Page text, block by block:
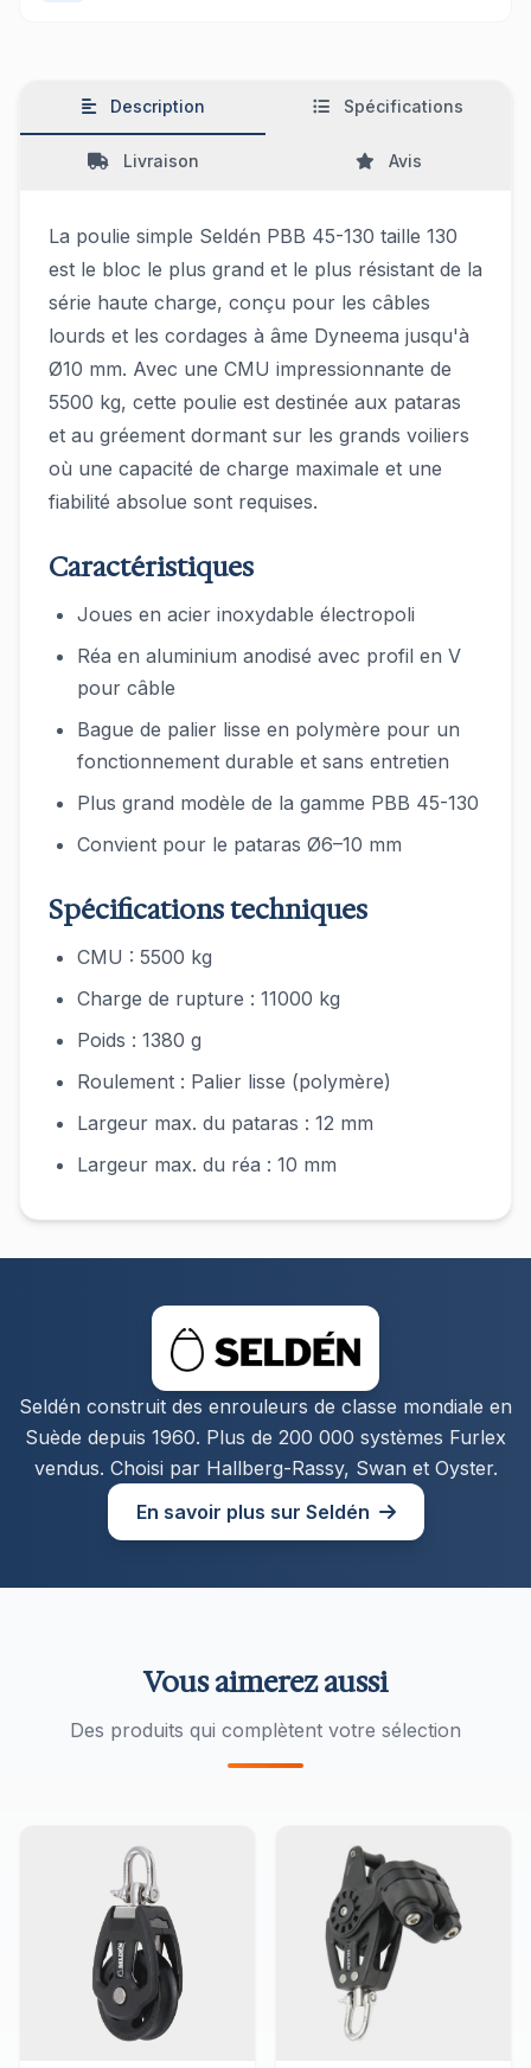
Description Spécifications
Livraison Avis
La poulie simple Seldén PBB 45-130 taille 130
est le bloc le plus grand et le plus résistant de la
série haute charge, conçu pour les câbles
lourds et les cordages à âme Dyneema jusqu'à
Ø10 mm. Avec une CMU impressionnante de
5500 kg, cette poulie est destinée aux pataras
et au gréement dormant sur les grands voiliers
où une capacité de charge maximale et une
fiabilité absolue sont requises.
Caractéristiques
Joues en acier inoxydable électropoli
Réa en aluminium anodisé avec profil en V
pour câble
Bague de palier lisse en polymère pour un
fonctionnement durable et sans entretien
Plus grand modèle de la gamme PBB 45-130
Convient pour le pataras Ø6–10 mm
Spécifications techniques
CMU : 5500 kg
Charge de rupture : 11000 kg
Poids : 1380 g
Roulement : Palier lisse (polymère)
Largeur max. du pataras : 12 mm
Largeur max. du réa : 10 mm
Seldén construit des enrouleurs de classe mondiale en
Suède depuis 1960. Plus de 200 000 systèmes Furlex
vendus. Choisi par Hallberg-Rassy, Swan et Oyster.
En savoir plus sur Seldén
Vous aimerez aussi
Des produits qui complètent votre sélection